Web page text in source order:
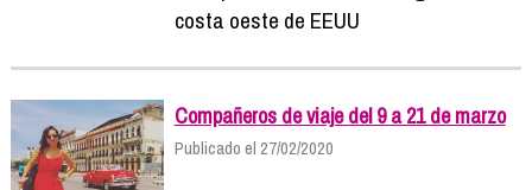
costa oeste de EEUU
Compañeros de viaje del 9 a 21 de marzo
Publicado el 27/02/2020